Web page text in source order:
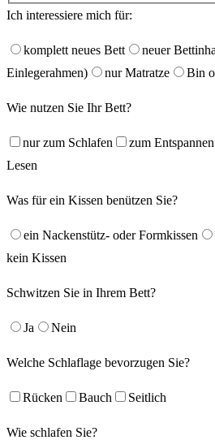
Ich interessiere mich für:
komplett neues Bett
neuer
Einlegerahmen)
nur Matratze Bin
Wie nutzen Sie Ihr Bett?
nur zum Schlafen zum Entspannen
Lesen
Was für ein Kissen benützen Sie?
ein Nackenstütz- oder Formkissen
kein Kissen
Schwitzen Sie in Ihrem Bett?
Ja Nein
Welche Schlaflage bevorzugen Sie?
Rücken Bauch Seitlich
Wie schlafen Sie?